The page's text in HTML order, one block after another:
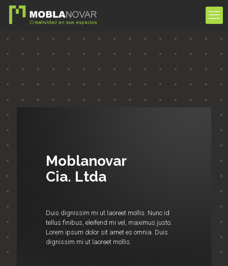
Moblanovar
Cia. Ltda
Duis dignissim mi ut laoreet mollis. Nunc id
tellus finibus, eleifend mi vel, maximus justo.
Lorem ipsum dolor sit amet es omnia. Duis
dignissim mi ut laoreet mollis.